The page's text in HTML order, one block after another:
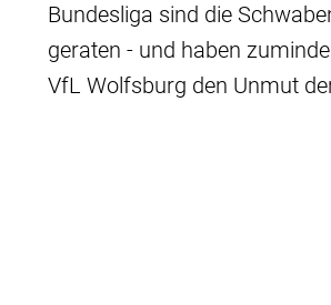
Bundesliga sind die
geraten - und haben
VfL Wolfsburg den Unmut